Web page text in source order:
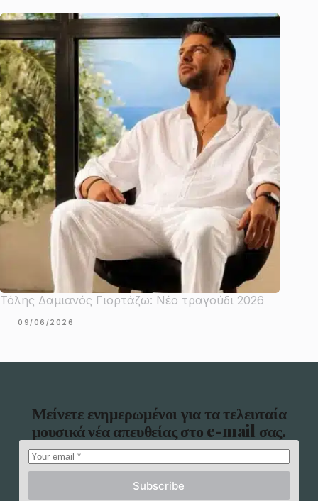
Τόλης Δαμιανός Γιορτάζω: Νέο τραγούδι 2026
09/06/2026
Μείνετε ενημερωμένοι για τα τελευταία
μουσικά νέα απευθείας στο e-mail σας.
Subscribe